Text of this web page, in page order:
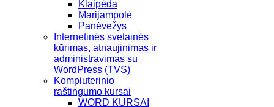
Klaipėda
Marijampolė
Panėvežys
Internetinės svetainės
kūrimas, atnaujinimas ir
administravimas su
WordPress (TVS)
Kompiuterinio
raštingumo kursai
WORD KURSAI